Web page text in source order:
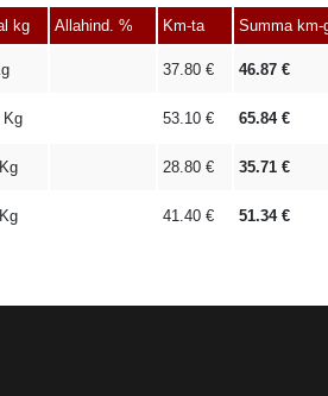
kg Allahind. % Km-ta Summa km-
37.80 € 46.87 €
Kg 53.10 € 65.84€
Kg 28.80 € 35.71 €
Kg 41.40 € 51.34€